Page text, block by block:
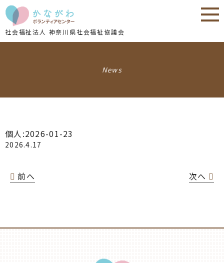
内
容
を
ス
内
容
を
ス
社会福祉法人 神奈川県社会福祉協議会
News
個人:2026-01-23
2026.4.17
前へ 次へ